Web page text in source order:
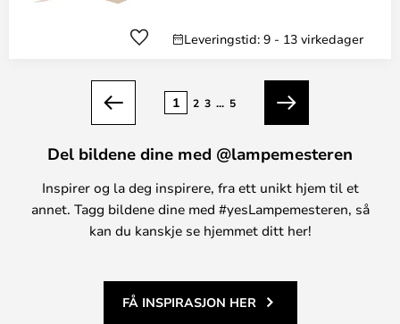
Leveringstid: 9 - 13 virkedager
Forrige
1 2 3 ... 5
Neste
Del bildene dine med @lampemesteren
Inspirer og la deg inspirere, fra ett unikt hjem til et
annet. Tagg bildene dine med #yesLampemesteren, så
kan du kanskje se hjemmet ditt her!
FÅ INSPIRASJON HER